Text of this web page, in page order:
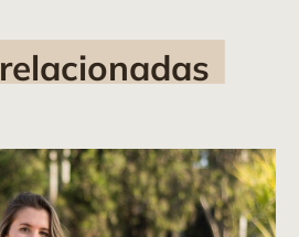
relacionadas